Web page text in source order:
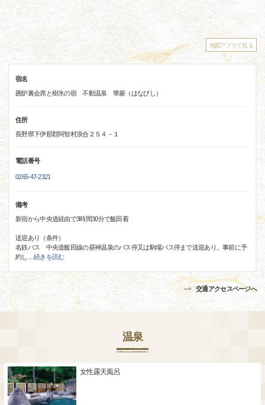
地図アプリで見る
宿名
囲炉裏会席と樹氷の宿 不動温泉 華菱（はなびし）
住所
長野県下伊那郡阿智村浪合２５４－１
電話番号
0265-47-2321
備考
新宿から中央道経由で3時間30分で飯田着
送迎あり（条件）
名鉄バス 中央道飯田線の昼神温泉のバス停又は駒場バス停まで送迎あり。事前に予
約し
続きを読む
交通アクセスページへ
温泉
女性露天風呂